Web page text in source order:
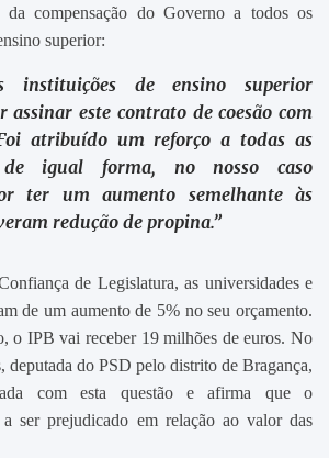
da compensação do Governo a todos os
superior:
instituições de ensino superior
assinar este contrato de coesão com
atribuído um reforço a todas as
de igual forma, no nosso caso
ter um aumento semelhante às
redução de propina.”
fiança de Legislatura, as universidades e
de um aumento de 5% no seu orçamento.
o IPB vai receber 19 milhões de euros. No
deputada do PSD pelo distrito de Bragança,
com esta questão e afirma que o
ser prejudicado em relação ao valor das